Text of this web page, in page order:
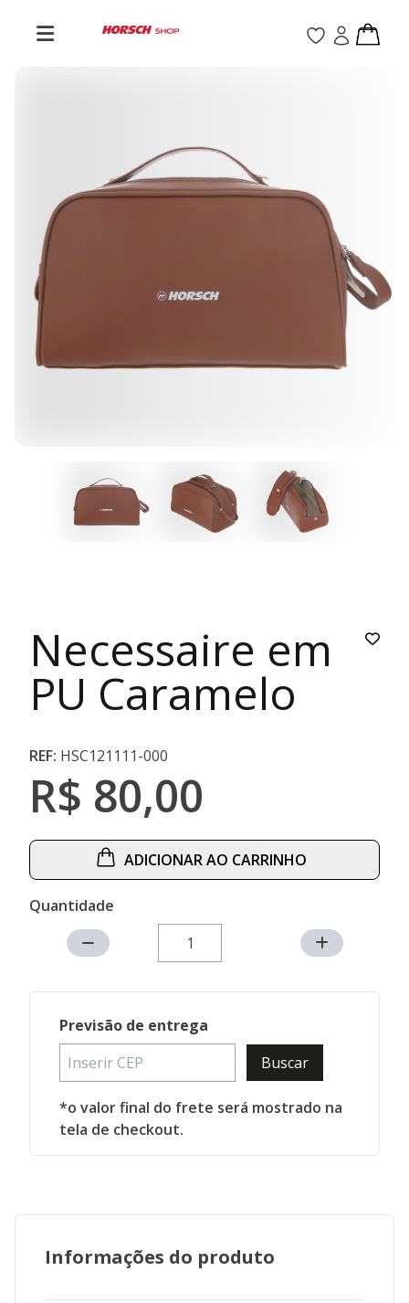
Necessaire em
PU Caramelo
REF: HSC121111-000
R$ 80,00
ADICIONAR AO CARRINHO
Quantidade
Previsão de entrega
Buscar
*o valor final do frete será mostrado na
tela de checkout.
Informações do produto